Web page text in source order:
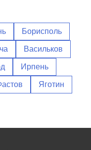
Борисполь
Васильков
Ирпень
Яготин